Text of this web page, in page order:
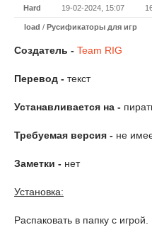
Hard 19-02-2024, 15:07
load / Русификаторы для игр
Создатель - Team RIG
Перевод - текст
Устанавливается на -
Требуемая версия - не
Заметки - нет
Установка:
Распаковать в папку с игрой.